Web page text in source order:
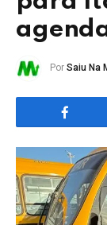
Por Saiu Na